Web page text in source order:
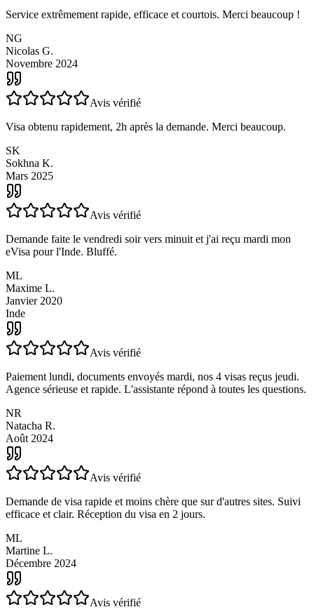
Service extrêmement rapide, efficace et courtois. Merci beaucoup !
NG
Nicolas G.
Novembre 2024
Visa obtenu rapidement, 2h après la demande. Merci beaucoup.
SK
Sokhna K.
Mars 2025
Avis vérifié
Demande faite le vendredi soir vers minuit et j'ai reçu mardi mon
eVisa pour l'Inde. Bluffé.
ML
Maxime L.
Janvier 2020
Inde
Avis vérifié
Paiement lundi, documents envoyés mardi, nos 4 visas reçus jeudi.
Agence sérieuse et rapide. L'assistante répond à toutes les questions.
NR
Natacha R.
Août 2024
Avis vérifié
Demande de visa rapide et moins chère que sur d'autres sites. Suivi
efficace et clair. Réception du visa en 2 jours.
ML
Martine L.
Décembre 2024